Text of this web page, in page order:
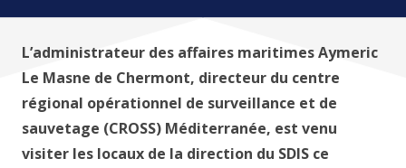
L’administrateur des affaires maritimes Aymeric
Le Masne de Chermont, directeur du centre
régional opérationnel de surveillance et de
sauvetage (CROSS) Méditerranée, est venu
visiter les locaux de la direction du SDIS ce